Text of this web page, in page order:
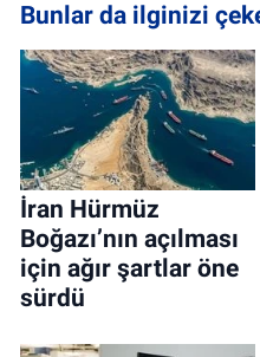
Bunlar da ilginizi
İran Hürmüz
Boğazı’nın açılması
için ağır şartlar öne
sürdü